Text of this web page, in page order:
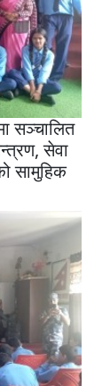
सञ्चालित
सेवा
सामुहिक